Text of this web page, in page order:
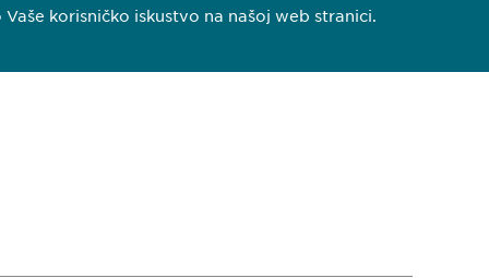
korisničko iskustvo na našoj web stranici.